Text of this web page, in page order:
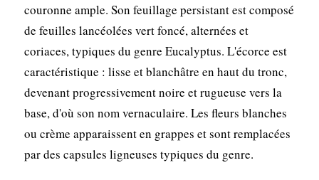
couronne ample. Son feuillage persistant est composé
de feuilles lancéolées vert foncé, alternées et
coriaces, typiques du genre Eucalyptus. L'écorce est
caractéristique : lisse et blanchâtre en haut du tronc,
devenant progressivement noire et rugueuse vers la
base, d'où son nom vernaculaire. Les fleurs blanches
ou crème apparaissent en grappes et sont remplacées
par des capsules ligneuses typiques du genre.